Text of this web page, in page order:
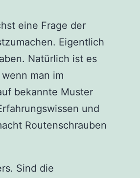
eine Frage der
Eigentlich
Natürlich ist es
man im
bekannte Muster
und
Routenschrauben
Sind die